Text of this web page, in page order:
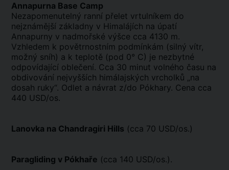
Annapurna Base Camp
Nezapomenutelný ranní přelet vrtulníkem do
nejznámější základny v Himalájích na úpatí
Annapurny v nadmořské výšce cca 4130 m.
Vzhledem k povětrnostním podmínkám (silný vítr,
možný sníh) a k teplotě (pod 0° C) je nezbytné
odpovídající oblečení. Cca 30 minut volného času na
obdivování nejvyšších himálajských vrcholků „na
dosah ruky“. Odlet a návrat z/do Pókhary. Cena cca
440 USD/os.
Lanovka na Chandragiri Hills (cca 70 USD/os.)
Paragliding v Pókhaře (cca 140 USD/os.).